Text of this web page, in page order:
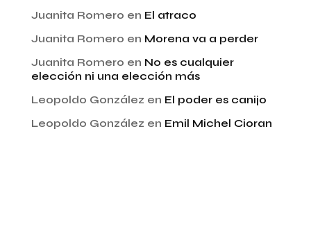
Juanita Romero en El atraco
Juanita Romero en Morena va a perder
Juanita Romero en No es cualquier
elección ni una elección más
Leopoldo González en El poder es canijo
Leopoldo González en Emil Michel Cioran